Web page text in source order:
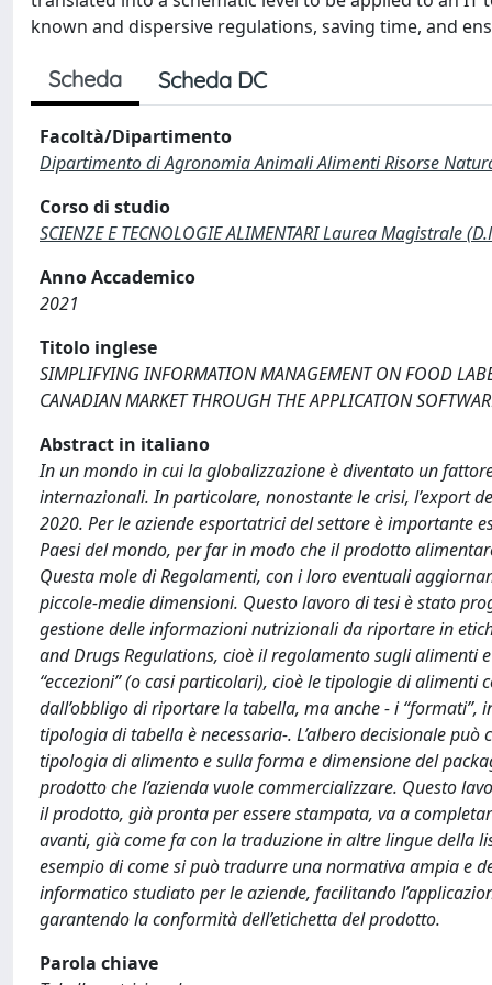
known and dispersive regulations, saving time, and
Scheda Scheda DC
Facoltà/Dipartimento
Dipartimento di Agronomia Animali Alimenti Risorse
Corso di studio
SCIENZE E TECNOLOGIE ALIMENTARI Laurea Magistrale
Anno Accademico
2021
Titolo inglese
SIMPLIFYING INFORMATION MANAGEMENT ON FOOD
CANADIAN MARKET THROUGH THE APPLICATION
Abstract in italiano
In un mondo in cui la globalizzazione è diventato un
internazionali. In particolare, nonostante le crisi, l’export
2020. Per le aziende esportatrici del settore è importante
Paesi del mondo, per far in modo che il prodotto
Questa mole di Regolamenti, con i loro eventuali
piccole-medie dimensioni. Questo lavoro di tesi è stato
gestione delle informazioni nutrizionali da riportare in
and Drugs Regulations, cioè il regolamento sugli alimenti
“eccezioni” (o casi particolari), cioè le tipologie di
dall’obbligo di riportare la tabella, ma anche - i
tipologia di tabella è necessaria-. L’albero decisionale
tipologia di alimento e sulla forma e dimensione del
prodotto che l’azienda vuole commercializzare. Questo
il prodotto, già pronta per essere stampata, va a
avanti, già come fa con la traduzione in altre lingue della
esempio di come si può tradurre una normativa ampia e
informatico studiato per le aziende, facilitando
garantendo la conformità dell’etichetta del prodotto.
Parola chiave